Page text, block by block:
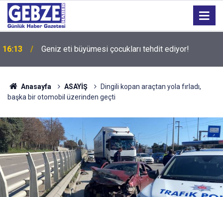
15:27 Bilişim 500 Araştırması’nın sonuçları açıklandı
Anasayfa ASAYİŞ
Dingili kopan araçtan yola fırladı,
başka bir otomobil üzerinden geçti